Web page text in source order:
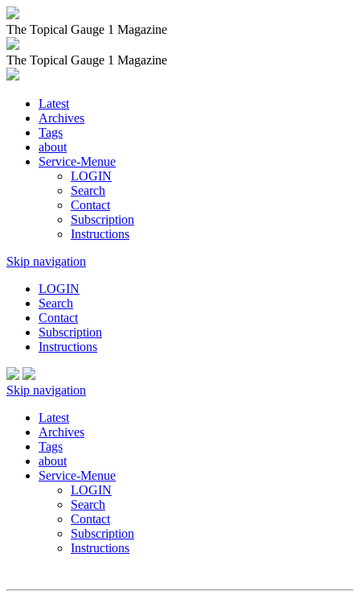
The Topical Gauge 1 Magazine
The Topical Gauge 1 Magazine
Latest
Archives
Tags
about
Service-Menue
LOGIN
Search
Contact
Subscription
Instructions
Skip navigation
LOGIN
Search
Contact
Subscription
Instructions
Skip navigation
Latest
Archives
Tags
about
Service-Menue
LOGIN
Search
Contact
Subscription
Instructions